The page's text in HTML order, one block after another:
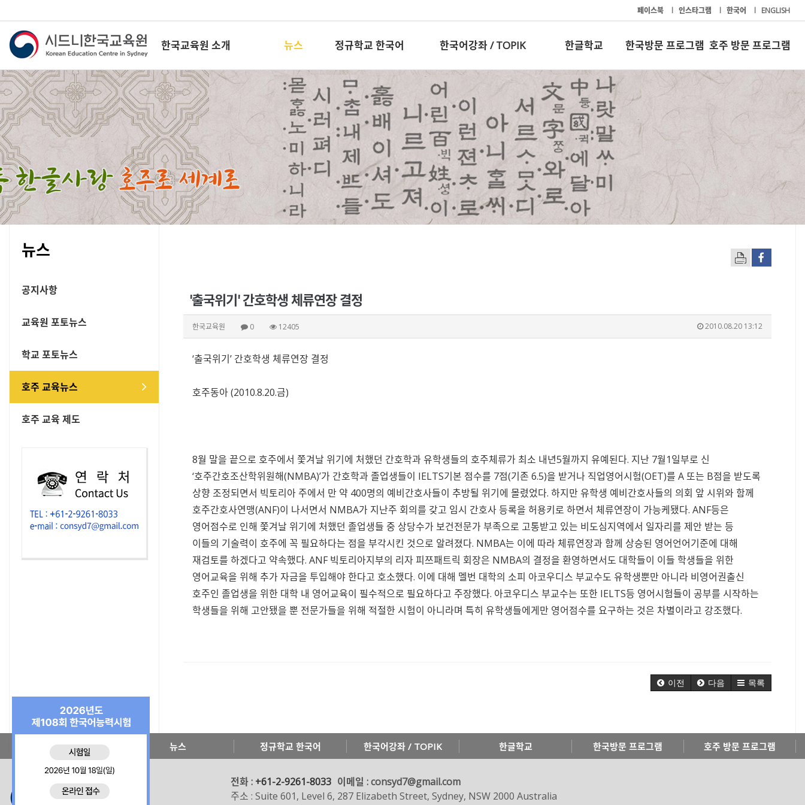
페이스북 l 인스타그램 l 한국어 l ENGLISH
한국교육원 소개 뉴스 정규학교 한국어 한국어강좌 / TOPIK 한글학교 한국방문 프로그램 호주 방문 프로그램
뉴스
공지사항
교육원 포토뉴스
학교 포토뉴스
호주 교육뉴스
호주 교육 제도
'출국위기' 간호학생 체류연장 결정
한국교육원 0 12405 2010.08.20 13:12
‘출국위기’ 간호학생 체류연장 결정
호주동아 (2010.8.20.금)
8월 말을 끝으로 호주에서 쫓겨날 위기에 처했던 간호학과 유학생들의 호주체류가 최소 내년5월까지 유예된다. 지난 7월1일부로 신
‘호주간호조산학위원해(NMBA)’가 간호학과 졸업생들이 IELTS기본 점수를 7점(기존 6.5)을 받거나 직업영어시험(OET)를 A 또는 B점을 받도록
상향 조정되면서 빅토리아 주에서 만 약 400명의 예비간호사들이 추방될 위기에 몰렸었다. 하지만 유학생 예비간호사들의 의회 앞 시위와 함께
호주간호사연맹(ANF)이 나서면서 NMBA가 지난주 회의를 갖고 임시 간호사 등록을 허용키로 하면서 체류연장이 가능케됐다. ANF등은
영어점수로 인해 쫓겨날 위기에 처했던 졸업생들 중 상당수가 보건전문가 부족으로 고통받고 있는 비도심지역에서 일자리를 제안 받는 등
이들의 기술력이 호주에 꼭 필요하다는 점을 부각시킨 것으로 알려졌다. NMBA는 이에 따라 체류연장과 함께 상승된 영어언어기준에 대해
재검토를 하겠다고 약속했다. ANF 빅토리아지부의 리자 피쯔패트릭 회장은 NMBA의 결정을 환영하면서도 대학들이 이들 학생들을 위한
영어교육을 위해 추가 자금을 투입해야 한다고 호소했다. 이에 대해 멜번 대학의 소피 아코우디스 부교수도 유학생뿐만 아니라 비영어권출신
호주인 졸업생을 위한 대학 내 영어교육이 필수적으로 필요하다고 주장했다. 아코우디스 부교수는 또한 IELTS등 영어시험들이 공부를 시작하는
학생들을 위해 고안됐을 뿐 전문가들을 위해 적절한 시험이 아니라며 특히 유학생들에게만 영어점수를 요구하는 것은 차별이라고 강조했다.
이전 다음 목록
한국교육원 소개 뉴스 정규학교 한국어 한국어강좌 / TOPIK 한글학교 한국방문 프로그램 호주 방문 프로그램
전화 : +61-2-9261-8033 이메일 : consyd7@gmail.com
주소 : Suite 601, Level 6, 287 Elizabeth Street, Sydney, NSW 2000 Australia